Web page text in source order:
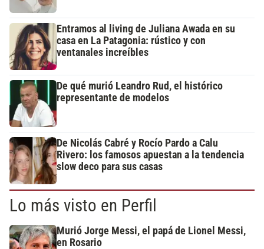
Entramos al living de Juliana Awada en su
casa en La Patagonia: rústico y con
ventanales increíbles
De qué murió Leandro Rud, el histórico
representante de modelos
De Nicolás Cabré y Rocío Pardo a Calu
Rivero: los famosos apuestan a la tendencia
slow deco para sus casas
Lo más visto en Perfil
Murió Jorge Messi, el papá de Lionel Messi,
en Rosario